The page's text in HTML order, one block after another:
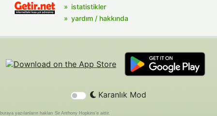
istatistikler
yardım / hakkında
Karanlık Mod
buraya yazılanların hakları Sir Anthony Hopkins'e aittir.